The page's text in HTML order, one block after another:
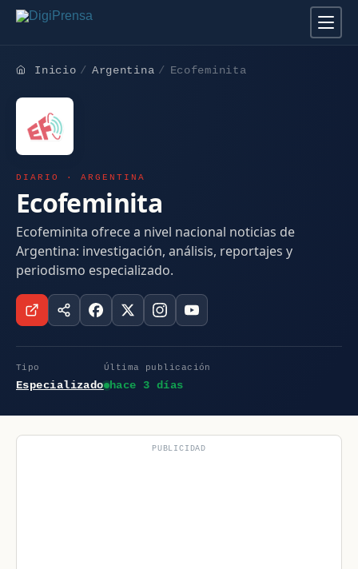
Inicio Argentina Ecofeminita
DIARIO · ARGENTINA
Ecofeminita
Ecofeminita ofrece a nivel nacional noticias de
Argentina: investigación, análisis, reportajes y
periodismo especializado.
Tipo
Especializado
Última publicación
hace 3 días
PUBLICIDAD